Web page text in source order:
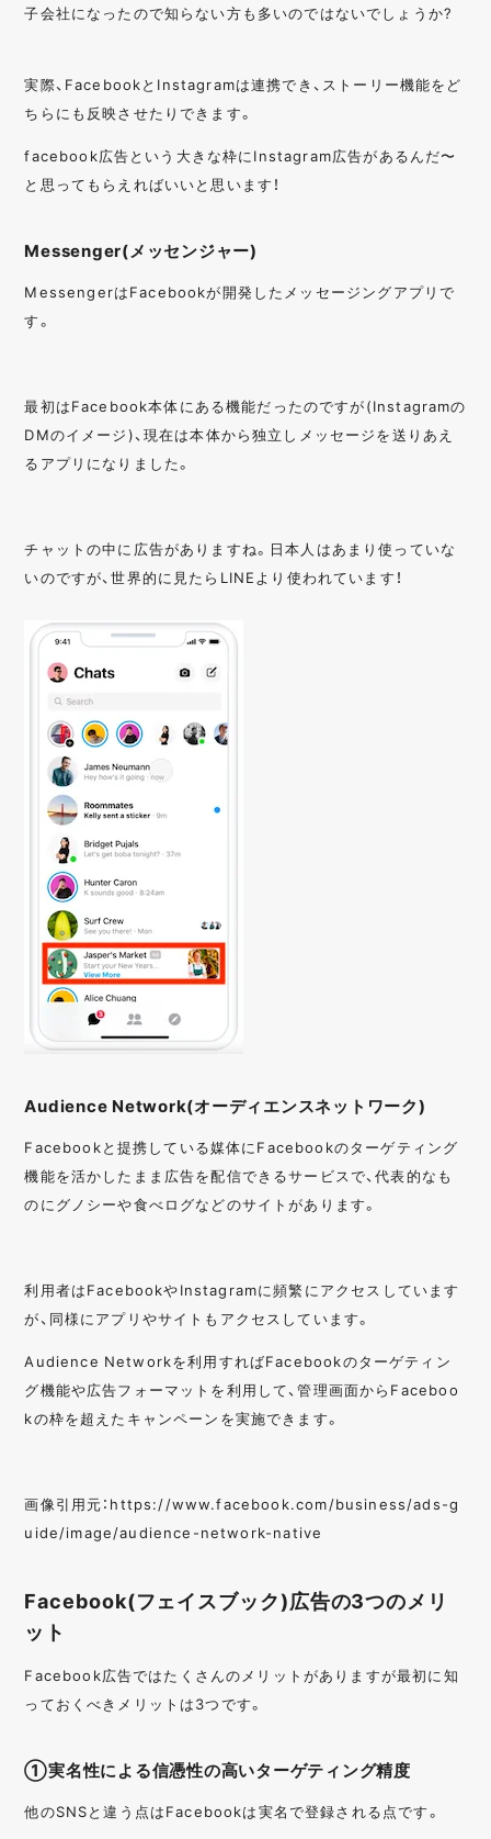
子会社になったので知らない方も多いのではないでしょうか?
実際、FacebookとInstagramは連携でき、ストーリー機能をど
ちらにも反映させたりできます。
facebook広告という大きな枠にInstagram広告があるんだ〜
と思ってもらえればいいと思います！
Messenger(メッセンジャー)
MessengerはFacebookが開発したメッセージングアプリで
す。
最初はFacebook本体にある機能だったのですが(Instagramの
DMのイメージ)、現在は本体から独立しメッセージを送りあえ
るアプリになりました。
チャットの中に広告がありますね。日本人はあまり使っていな
いのですが、世界的に見たらLINEより使われています！
Audience Network(オーディエンスネットワーク)
Facebookと提携している媒体にFacebookのターゲティング
機能を活かしたまま広告を配信できるサービスで、代表的なも
のにグノシーや食べログなどのサイトがあります。
利用者はFacebookやInstagramに頻繁にアクセスしています
が、同様にアプリやサイトもアクセスしています。
Audience Networkを利用すればFacebookのターゲティン
グ機能や広告フォーマットを利用して、管理画面からFaceboo
kの枠を超えたキャンペーンを実施できます。
画像引用元：https://www.facebook.com/business/ads-g
uide/image/audience-network-native
Facebook(フェイスブック)広告の3つのメリ
ット
Facebook広告ではたくさんのメリットがありますが最初に知
っておくべきメリットは3つです。
①実名性による信憑性の高いターゲティング精度
他のSNSと違う点はFacebookは実名で登録される点です。